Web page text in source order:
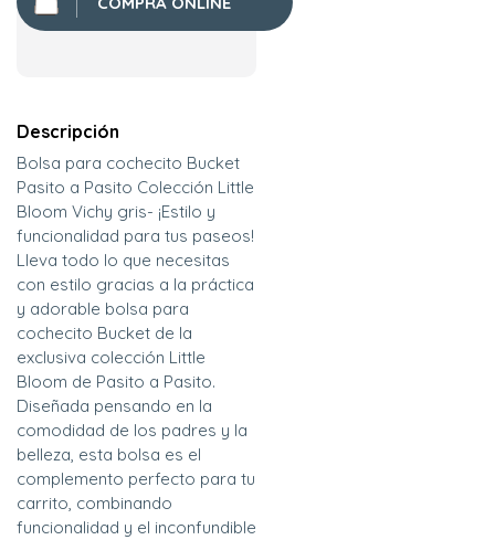
Descripción
Bolsa para cochecito Bucket
Pasito a Pasito Colección Little
Bloom Vichy gris- ¡Estilo y
funcionalidad para tus paseos!
Lleva todo lo que necesitas
con estilo gracias a la práctica
y adorable bolsa para
cochecito Bucket de la
exclusiva colección Little
Bloom de Pasito a Pasito.
Diseñada pensando en la
comodidad de los padres y la
belleza, esta bolsa es el
complemento perfecto para tu
carrito, combinando
funcionalidad y el inconfundible